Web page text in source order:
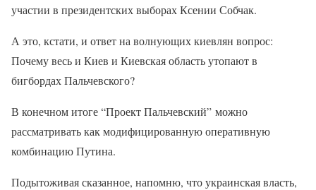
участии в президентских выборах Ксении Собчак.
А это, кстати, и ответ на волнующих киевлян вопрос:
Почему весь и Киев и Киевская область утопают в
бигбордах Пальчевского?
В конечном итоге “Проект Пальчевский” можно
рассматривать как модифицированную оперативную
комбинацию Путина.
Подытоживая сказанное, напомню, что украинская власть,